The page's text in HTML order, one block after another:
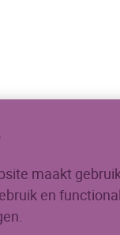
maakt
en